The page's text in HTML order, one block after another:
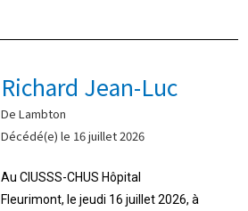
Richard Jean-Luc
De Lambton
Décédé(e) le 16 juillet 2026
Au CIUSSS-CHUS Hôpital
Fleurimont, le jeudi 16 juillet 2026, à